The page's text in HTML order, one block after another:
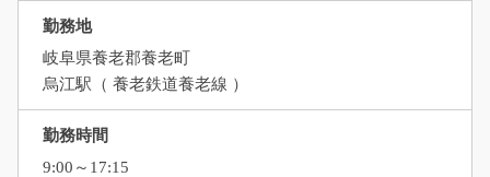
勤務地
岐阜県養老郡養老町
烏江駅（ 養老鉄道養老線 ）
勤務時間
9:00～17:15